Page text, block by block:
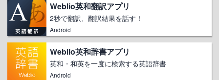
Weblio英和翻訳アプリ
2秒で翻訳、翻訳結果を話す！
Android
Weblio英和辞書アプリ
英和・和英を一度に検索する英語辞書
Android